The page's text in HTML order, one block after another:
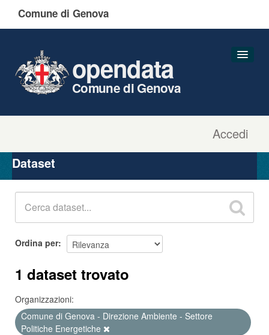
Comune di Genova
Accedi
opendata
Comune di Genova
Organizzazioni
Gruppi
Dataset
Ordina per
1 dataset trovato
Organizzazioni:
Comune di Genova - Direzione Ambiente - Settore
Politiche Energetiche